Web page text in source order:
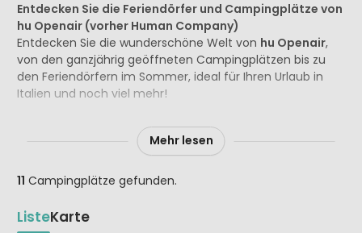
Entdecken Sie die Feriendörfer und Campingplätze von
hu Openair (vorher Human Company)
Entdecken Sie die wunderschöne Welt von hu Openair,
von den ganzjährig geöffneten Campingplätzen bis zu
den Feriendörfern im Sommer, ideal für Ihren Urlaub in
Italien und noch viel mehr!
Mehr lesen
11 Campingplätze gefunden.
ListeKarte